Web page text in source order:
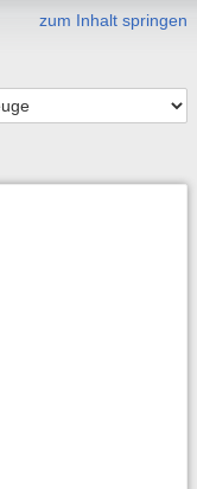
zum Inhalt springen